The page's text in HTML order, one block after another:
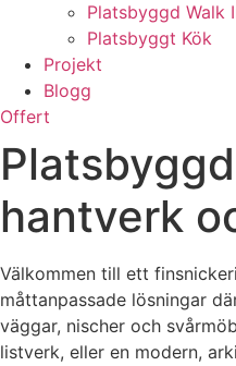
Platsbyggd Walk
Platsbyggt Kök
Projekt
Blogg
Offert
hantverk
Välkommen till ett
måttanpassade lösningar
väggar, nischer och
listverk, eller en modern,